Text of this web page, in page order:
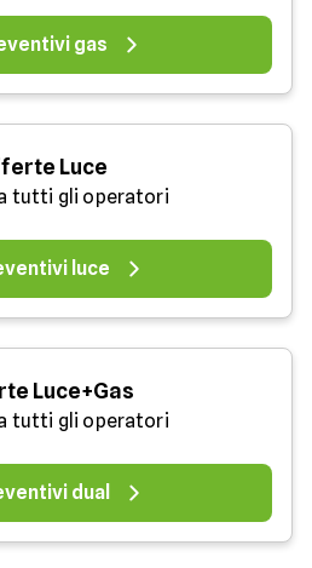
gas
Luce
tutti gli operatori
luce
Luce+Gas
tutti gli operatori
dual